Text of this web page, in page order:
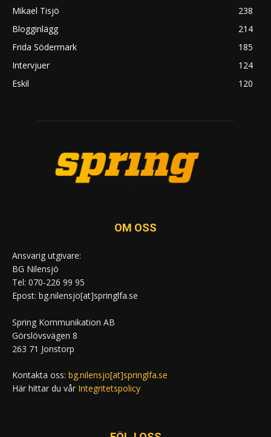
Mikael Tisjö
238
Blogginlägg
214
Frida Södermark
185
Intervjuer
124
Eskil
120
OM OSS
Ansvarig utgivare:
BG Nilensjö
Tel: 070-226 99 95
Epost: bg.nilensjo[at]springlfa.se
Spring Kommunikation AB
Görslövsvägen 8
263 71 Jonstorp
Kontakta oss: bg.nilensjo[at]springlfa.se
Här hittar du vår Integritetspolicy